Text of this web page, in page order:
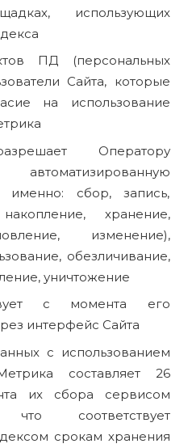
использующих
ПД (персональных
Сайта, которые
на использование
Оператору
сбор, запись,
хранение,
изменение),
обезличивание,
уничтожение
с момента его
интерфейс Сайта
с использованием
составляет 26
их сбора сервисом
что соответствует
срокам хранения